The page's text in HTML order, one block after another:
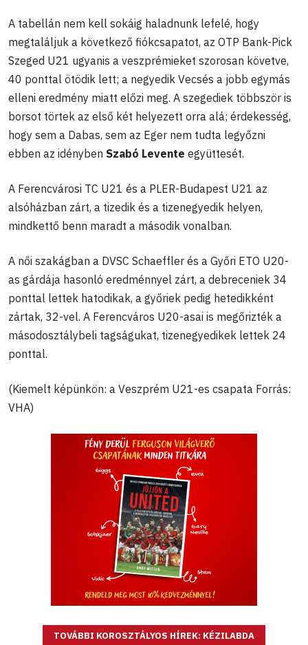
A tabellán nem kell sokáig haladnunk lefelé, hogy
megtaláljuk a következő fiókcsapatot, az OTP Bank-Pick
Szeged U21 ugyanis a veszprémieket szorosan követve,
40 ponttal ötödik lett; a negyedik Vecsés a jobb egymás
elleni eredmény miatt előzi meg. A szegediek többször is
borsot törtek az első két helyezett orra alá; érdekesség,
hogy sem a Dabas, sem az Eger nem tudta legyőzni
ebben az idényben Szabó Levente együttesét.
A Ferencvárosi TC U21 és a PLER-Budapest U21 az
alsóházban zárt, a tizedik és a tizenegyedik helyen,
mindkettő benn maradt a második vonalban.
A női szakágban a DVSC Schaeffler és a Győri ETO U20-
as gárdája hasonló eredménnyel zárt, a debreceniek 34
ponttal lettek hatodikak, a győriek pedig hetedikként
zártak, 32-vel. A Ferencváros U20-asai is megőrizték a
másodosztálybeli tagságukat, tizenegyedikek lettek 24
ponttal.
(Kiemelt képünkön: a Veszprém U21-es csapata Forrás:
VHA)
TOVÁBBI KOROSZTÁLYOS HÍREK: KÉZILABDA